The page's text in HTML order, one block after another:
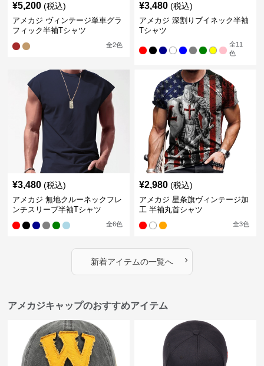
¥5,200 (税込)
アメカジ ヴィンテージ単車グラ
フィック半袖Tシャツ
全2色
¥3,480 (税込)
アメカジ 深割りブイネック半袖
Tシャツ
全11
色
¥3,480 (税込)
アメカジ 無地クルーネックフレ
ンチスリーブ半袖Tシャツ
全6色
¥2,980 (税込)
アメカジ 星条旗ヴィンテージ加
工 半袖丸首シャツ
全3色
新着アイテムの一覧へ ›
アメカジキャップのおすすめアイテム